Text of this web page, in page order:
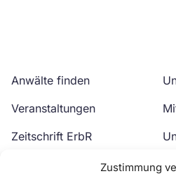
Zustimmung
Anwälte finden
Veranstaltungen
Zeitschrift ErbR